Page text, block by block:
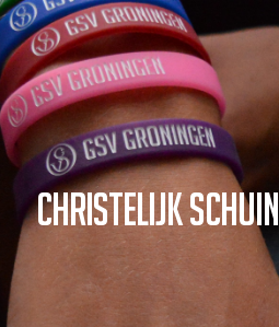
christelijk schuin